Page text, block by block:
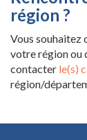
région ?
Vous souhaitez
votre région ou
contacter le(s)
région/